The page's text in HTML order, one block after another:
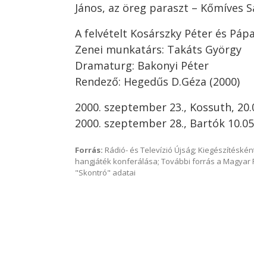
János, az öreg paraszt – Kőmíves
A felvételt Kosárszky Péter és
Zenei munkatárs: Takáts György
Dramaturg: Bakonyi Péter
Rendező: Hegedűs D.Géza (2000)
2000. szeptember 23., Kossuth,
2000. szeptember 28., Bartók 10.05
Forrás: Rádió- és Televízió Újság;
hangjáték konferálása; További forrás a Magyar
"Skontró" adatai